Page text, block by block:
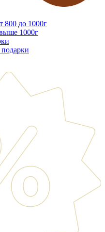
800 до 1000г
1000г